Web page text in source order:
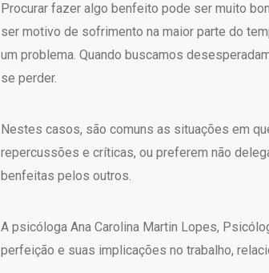
Procurar fazer algo benfeito pode ser muito
ser motivo de sofrimento na maior parte do
um problema. Quando buscamos
se perder.
Nestes casos, são comuns as situações em
repercussões e críticas, ou preferem não
benfeitas pelos outros.
A psicóloga Ana Carolina Martin Lopes,
perfeição e suas implicações no trabalho,